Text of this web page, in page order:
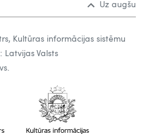
Uz augšu
Kultūras informācijas sistēmu
Valsts